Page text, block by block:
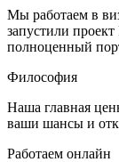
Мы работаем в
запустили
полноценный
Философия
Наша главная
ваши шансы и
Работаем онлайн